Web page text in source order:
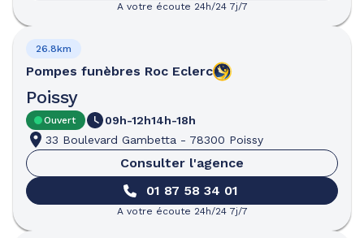
A votre écoute 24h/24 7j/7
Pompes funèbres Roc Eclerc
Poissy
26.8km
Ouvert 09h-12h14h-18h
33 Boulevard Gambetta - 78300 Poissy
Consulter l'agence
01 87 58 34 01
A votre écoute 24h/24 7j/7